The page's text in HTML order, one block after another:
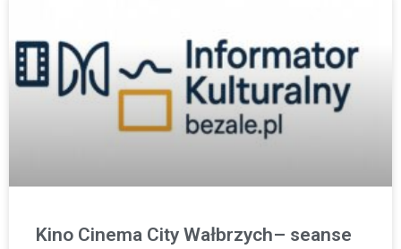
Kino Cinema City Wałbrzych– seanse